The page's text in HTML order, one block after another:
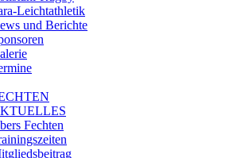
Leichtathletik
und Berichte
Fechten